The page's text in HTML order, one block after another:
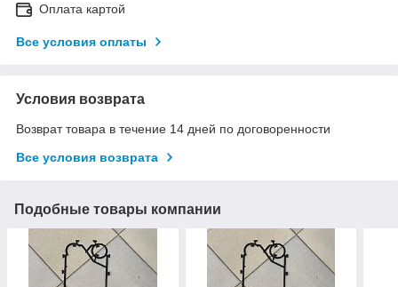
Оплата картой
Все условия оплаты
Условия возврата
Возврат товара в течение 14 дней по договоренности
Все условия возврата
Подобные товары компании